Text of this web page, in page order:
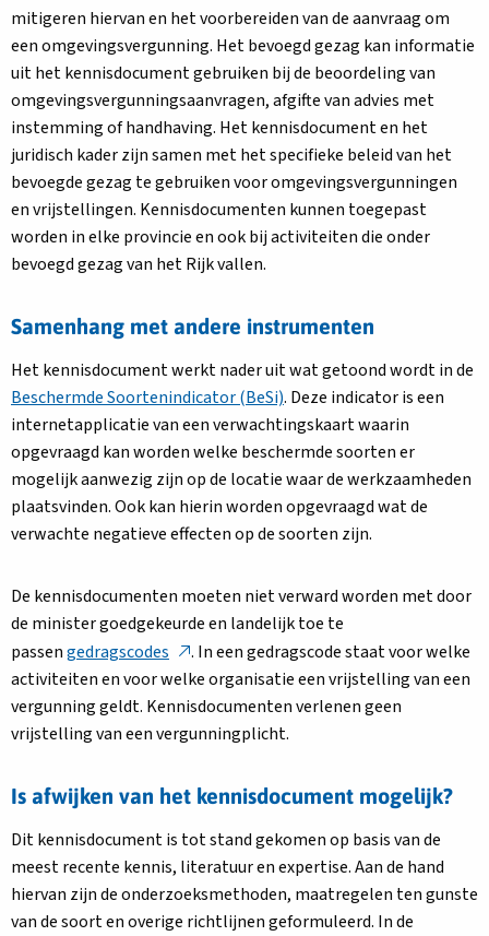
mitigeren hiervan en het voorbereiden van de aanvraag om
een omgevingsvergunning. Het bevoegd gezag kan informatie
uit het kennisdocument gebruiken bij de beoordeling van
omgevingsvergunningsaanvragen, afgifte van advies met
instemming of handhaving. Het kennisdocument en het
juridisch kader zijn samen met het specifieke beleid van het
bevoegde gezag te gebruiken voor omgevingsvergunningen
en vrijstellingen. Kennisdocumenten kunnen toegepast
worden in elke provincie en ook bij activiteiten die onder
bevoegd gezag van het Rijk vallen.
Samenhang met andere instrumenten
Het kennisdocument werkt nader uit wat getoond wordt in de
Beschermde Soortenindicator (BeSi). Deze indicator is een
internetapplicatie van een verwachtingskaart waarin
opgevraagd kan worden welke beschermde soorten er
mogelijk aanwezig zijn op de locatie waar de werkzaamheden
plaatsvinden. Ook kan hierin worden opgevraagd wat de
verwachte negatieve effecten op de soorten zijn.
De kennisdocumenten moeten niet verward worden met door
de minister goedgekeurde en landelijk toe te
passengedragscodes
. In een gedragscode staat voor welke
activiteiten en voor welke organisatie een vrijstelling van een
vergunning geldt. Kennisdocumenten verlenen geen
vrijstelling van een vergunningplicht.
Is afwijken van het kennisdocument mogelijk?
Dit kennisdocument is tot stand gekomen op basis van de
meest recente kennis, literatuur en expertise. Aan de hand
hiervan zijn de onderzoeksmethoden, maatregelen ten gunste
van de soort en overige richtlijnen geformuleerd. In de